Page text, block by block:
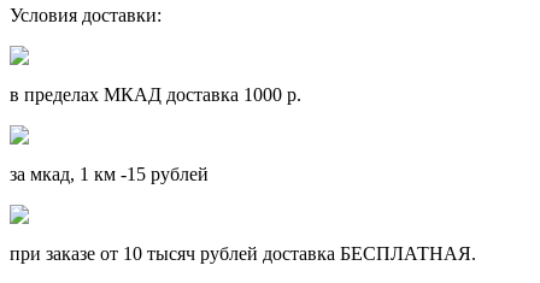
Условия доставки:
в пределах МКАД доставка 1000 р.
за мкад, 1 км -15 рублей
при заказе от 10 тысяч рублей доставка БЕСПЛАТНАЯ.